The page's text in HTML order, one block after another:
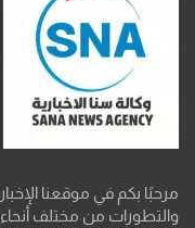
مرحبًا بكم في موقعنا
والتطورات من مختلف